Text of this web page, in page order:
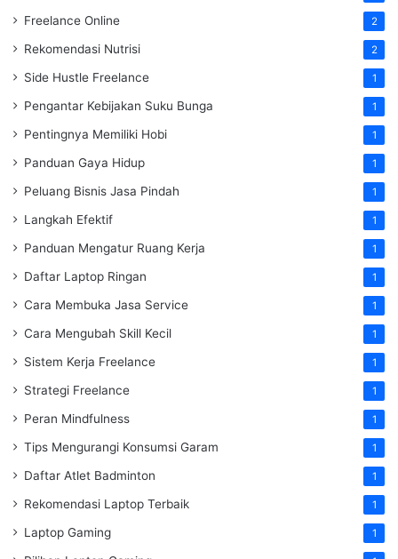
Freelance Online 2
Rekomendasi Nutrisi 2
Side Hustle Freelance 1
Pengantar Kebijakan Suku Bunga 1
Pentingnya Memiliki Hobi 1
Panduan Gaya Hidup 1
Peluang Bisnis Jasa Pindah 1
Langkah Efektif 1
Panduan Mengatur Ruang Kerja 1
Daftar Laptop Ringan 1
Cara Membuka Jasa Service 1
Cara Mengubah Skill Kecil 1
Sistem Kerja Freelance 1
Strategi Freelance 1
Peran Mindfulness 1
Tips Mengurangi Konsumsi Garam 1
Daftar Atlet Badminton 1
Rekomendasi Laptop Terbaik 1
Laptop Gaming 1